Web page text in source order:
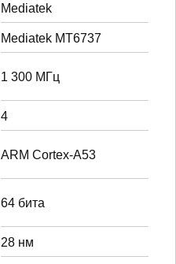
Mediatek
Mediatek MT6737
1 300 МГц
4
ARM Cortex-A53
64 бита
28 нм